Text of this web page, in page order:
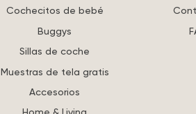
Cochecitos de bebé
Buggys
Sillas de coche
Muestras de tela gratis
Accesorios